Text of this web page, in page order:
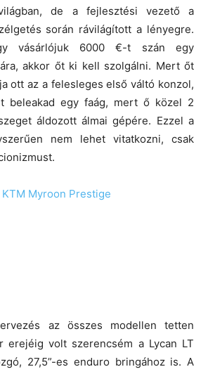
de a fejlesztési vezető a
során rávilágított a lényegre.
vásárlójuk 6000 €-t szán egy
akkor őt ki kell szolgálni. Mert őt
ott az a felesleges első váltó konzol,
beleakad egy faág, mert ő közel 2
áldozott álmai gépére. Ezzel a
nem lehet vitatkozni, csak
az összes modellen tetten
erejéig volt szerencsém a Lycan LT
27,5”-es enduro bringához is. A